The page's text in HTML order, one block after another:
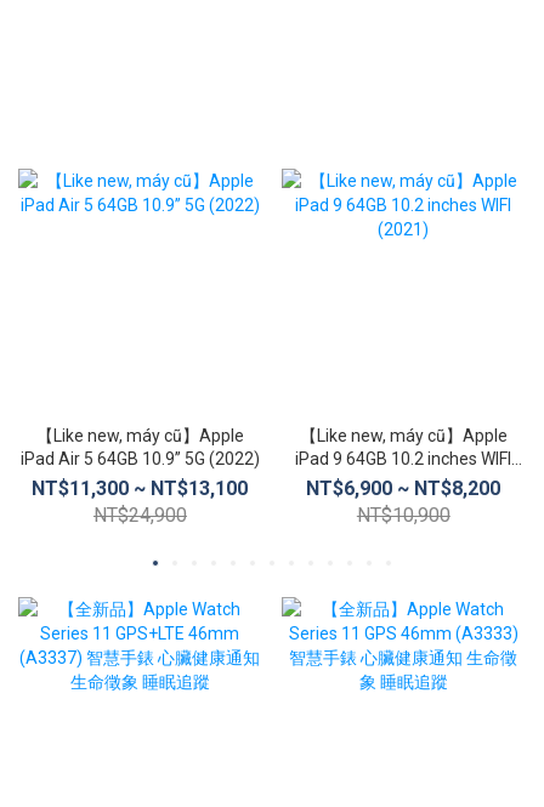
【Like new, máy cũ】Apple
iPad Air 5 64GB 10.9” 5G (2022)
NT$11,300 ~ NT$13,100
NT$24,900
【Like new, máy cũ】Apple
iPad 9 64GB 10.2 inches WIFI
(2021)
NT$6,900 ~ NT$8,200
NT$10,900